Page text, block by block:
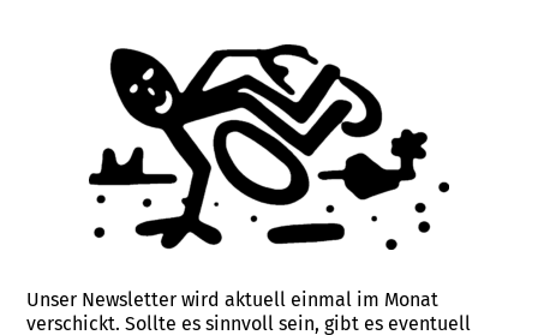
Unser Newsletter wird aktuell einmal im Monat
verschickt. Sollte es sinnvoll sein, gibt es eventuell